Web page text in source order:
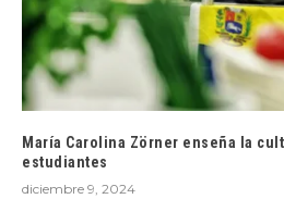
María Carolina Zörner enseña la
estudiantes
diciembre 9, 2024